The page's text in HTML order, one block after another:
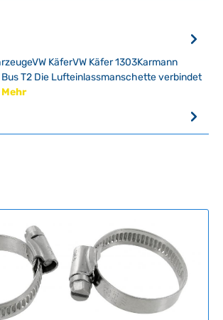
KäferVW Käfer 1303Karmann
Bus T2 Die Lufteinlassmanschette verbindet
Mehr